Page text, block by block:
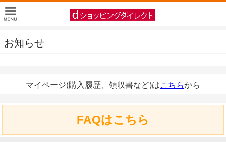
お知らせ
マイページ(購入履歴、領収書など)はこちらから
FAQはこちら